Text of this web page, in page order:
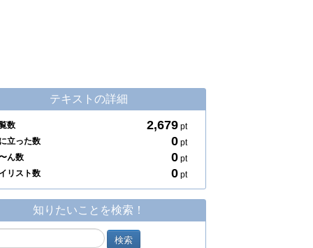
テキストの詳細
数 2,679 pt
立った数
0 pt
ん数
0 pt
リスト数
0 pt
知りたいことを検索！